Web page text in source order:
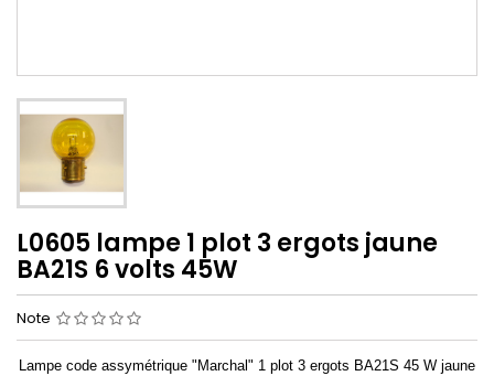
L0605 lampe 1 plot 3 ergots jaune
BA21S 6 volts 45W
Note
Lampe code assymétrique "Marchal" 1 plot 3 ergots BA21S 45 W jaune